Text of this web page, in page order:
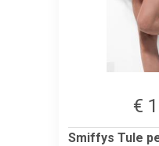
€
Smiffys Tule